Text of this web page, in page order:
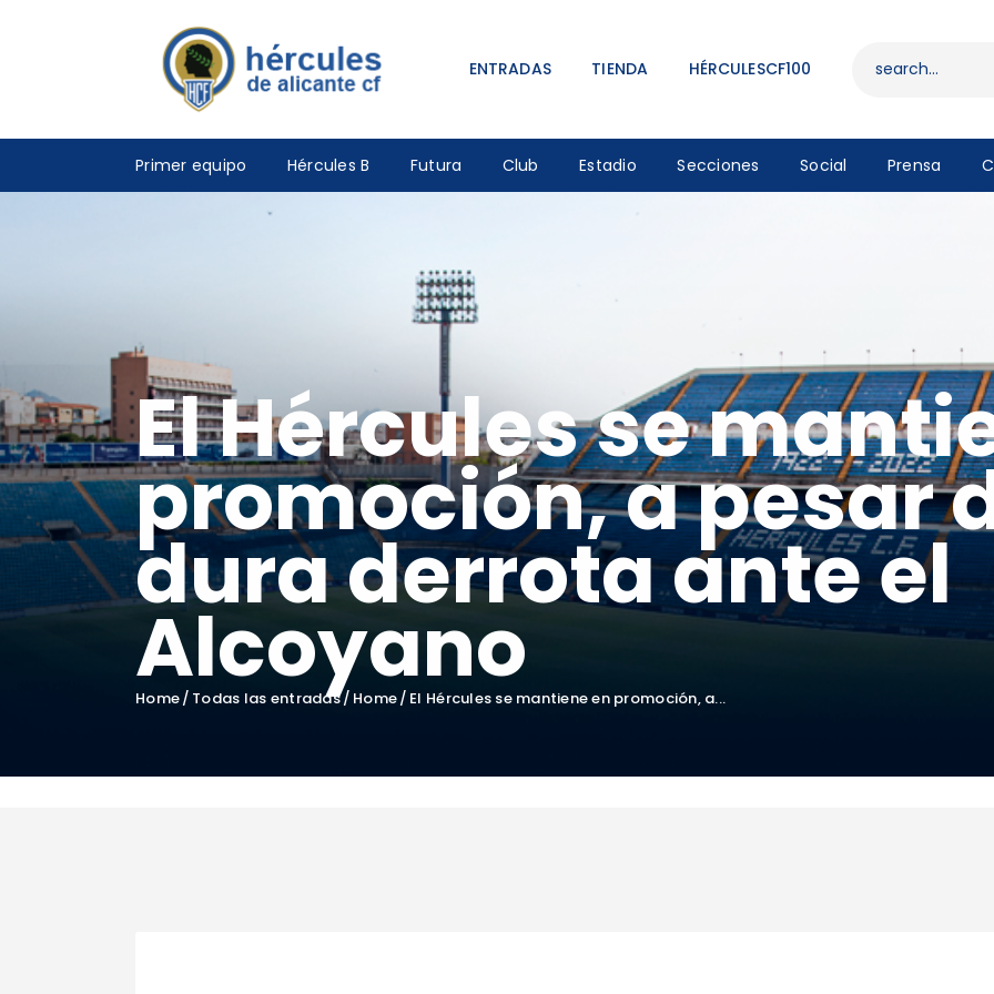
ENTRADAS TIENDA HÉRCULESCF100
Primer equipo Hércules B Futura Club Estadio Secciones Social Prensa
El Hércules se
promoción, a pesar
dura derrota ante el
Alcoyano
Home Todas las entradas Home El Hércules se mantiene en promoción, a...
TIENDA